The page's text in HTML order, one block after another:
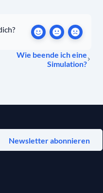
Wie beende ich eine
Simulation?
Newsletter abonnieren